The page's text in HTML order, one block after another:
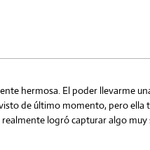
hermosa. El poder llevarme
de último momento, pero ella
logró capturar algo